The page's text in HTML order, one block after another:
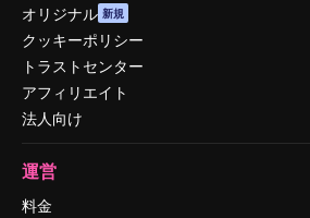
オリジナル 新規
クッキーポリシー
トラストセンター
アフィリエイト
法人向け
運営
料金